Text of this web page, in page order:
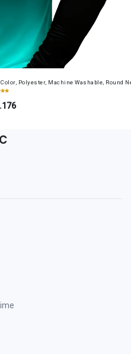
Polyester, Machine Washable, Round